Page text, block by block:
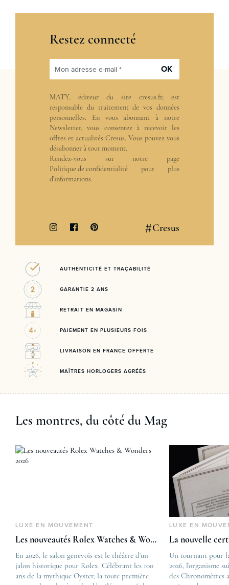
Restez connecté
Mon adresse e-mail * OK
MATY, éditeur du site cresus.fr, est
responsable du traitement de vos données
personnelles. En vous abonnant à notre
Newsletter, vous consentez à recevoir les
offres et actualités Cresus. Vous pouvez vous
désabonner à tout moment.
Rendez-vous sur notre page
Politique de confidentialité pour plus
d’informations.
#Cresus
AUTHENTICITÉ ET TRAÇABILITÉ
GARANTIE 2 ANS
RETRAIT EN MAGASIN
PAIEMENT EN PLUSIEURS FOIS
LIVRAISON EN FRANCE OFFERTE
MAÎTRES HORLOGERS AGRÉÉS
Les montres, du côté du Mag
LUXE EN MOUVEMENT
Les nouveautés Rolex Watches & Wonders 2026
En 2026, le salon genevois est le théâtre d’un
jalon historique pour Rolex. Célébrant les 100
ans de la mythique Oyster, la toute première
The post
Les nouveautés
first appeared on
LUXE EN
La nouvelle
Un tournant pour
2026, l’organisme
des Chronomètres